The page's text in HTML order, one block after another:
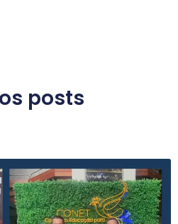
posts